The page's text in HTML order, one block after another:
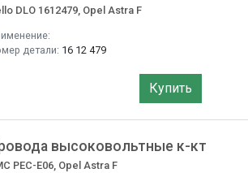
DLO 1612479, Opel Astra F
детали: 16 12 479
Купить
высоковольтные к-кт
PEC-E06, Opel Astra F